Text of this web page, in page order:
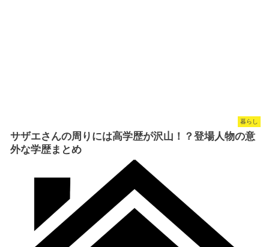
暮らし
サザエさんの周りには高学歴が沢山！？登場人物の意
外な学歴まとめ